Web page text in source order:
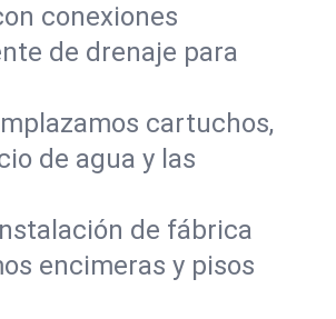
conexiones
de drenaje para
cartuchos,
de agua y las
de fábrica
encimeras y pisos